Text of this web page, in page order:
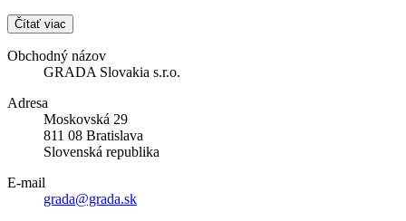
Čítať viac
Obchodný názov
GRADA Slovakia s.r.o.
Adresa
Moskovská 29
811 08 Bratislava
Slovenská republika
E-mail
grada@grada.sk